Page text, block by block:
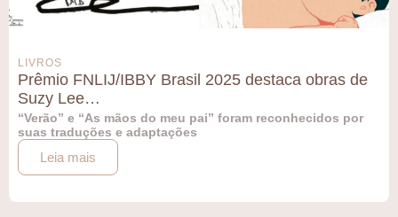
LIVROS
Prêmio FNLIJ/IBBY Brasil 2025 destaca obras de
Suzy Lee…
“Verão” e “As mãos do meu pai” foram reconhecidos por
suas traduções e adaptações
Leia mais